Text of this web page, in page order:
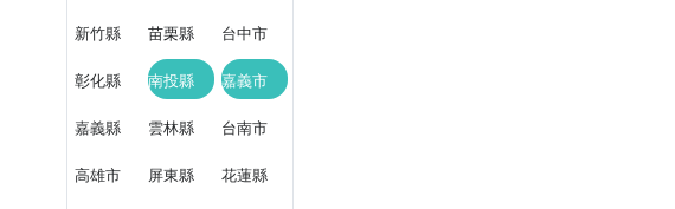
新竹縣 苗栗縣 台中市
彰化縣 南投縣 嘉義市
嘉義縣 雲林縣 台南市
高雄市 屏東縣 花蓮縣